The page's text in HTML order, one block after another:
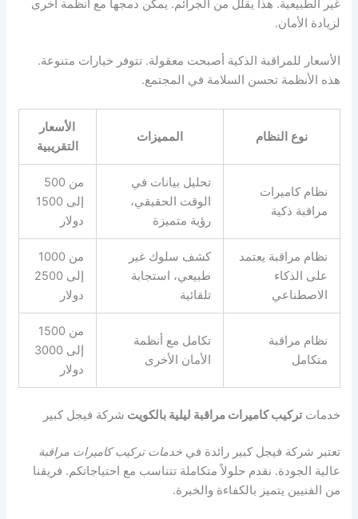
غير الطبيعية. هذا يقلل من الجرائم. يمكن دمجها مع أنظمة أخرى
لزيادة الأمان.
الأسعار للمراقبة الذكية أصبحت معقولة. تتوفر خيارات متنوعة.
هذه الأنظمة تحسن السلامة في المجتمع.
نوع النظام المميزات
الأسعار
التقريبية
نظام كاميرات
مراقبة ذكية
تحليل بيانات في
الوقت الحقيقي،
رؤية متميزة
من 500
إلى 1500
دولار
نظام مراقبة يعتمد
على الذكاء
الاصطناعي
كشف سلوك غير
طبيعي، استجابة
تلقائية
من 1000
إلى 2500
دولار
نظام مراقبة
متكامل
تكامل مع أنظمة
الأمان الأخرى
من 1500
إلى 3000
دولار
خدماتتركيب كاميرات مراقبة ليلية بالكويت شركة فيجل كبير
تعتبر شركة فيجل كبير رائدة فيخدمات تركيب كاميرات مراقبة
عالية الجودة. نقدم حلولاً متكاملة تتناسب مع احتياجاتكم. فريقنا
من الفنيين يتميز بالكفاءة والخبرة.